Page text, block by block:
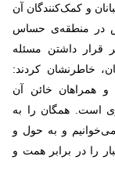
و کمک‌کنندگان آن
در منطقه‌ی حساس
قرار داشتن مسئله
خاطرنشان کردند:
و همراهان خائن آن
است. همگان را به
و به حول و
را در برابر همت و